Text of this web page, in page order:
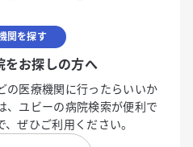
関を探す
をお探しの方へ
の医療機関に行ったらいいか
、ユビーの病院検索が便利で
ぜひご利用ください。